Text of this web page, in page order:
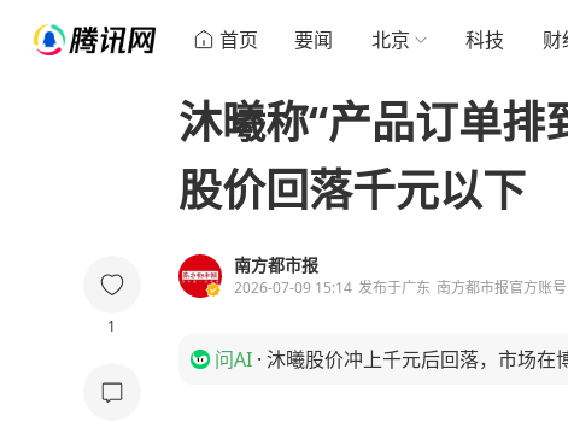
首页 要闻 北京 科技 财
1
沐曦称“产品订单排
股价回落千元以下
南方都市报
2026-07-09 15:14 发布于广东 南方都市报官方账号
问AI · 沐曦股价冲上千元后回落，市场在